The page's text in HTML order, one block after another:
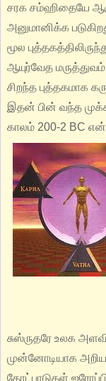
சரக சம்ஹிதையே
அனுமானிக்க
மூல
ஆயுர்வேத
சிறந்த புத்தகமாக
இதன் பின் வந்த
காலம் 200-2 BC
சுஸ்ருதரே உலக
முன்னோடியாக அறிய
கோட்பாடுகள்